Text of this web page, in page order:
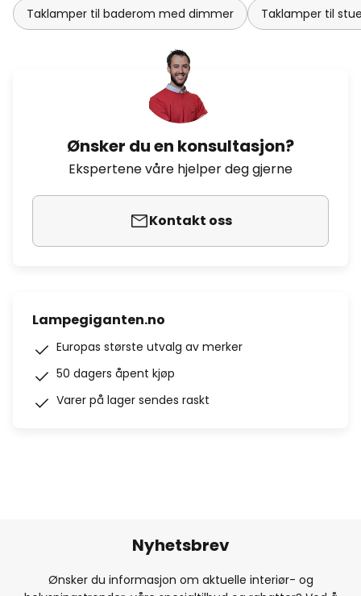
Taklamper til baderom med dimmer Taklamper til
Ønsker du en konsultasjon?
Ekspertene våre hjelper deg gjerne
Kontakt oss
Lampegiganten.no
Europas største utvalg av merker
50 dagers åpent kjøp
Varer på lager sendes raskt
Nyhetsbrev
Ønsker du informasjon om aktuelle interiør- og